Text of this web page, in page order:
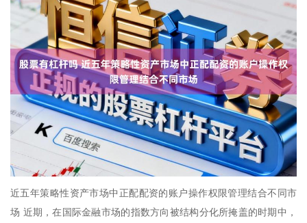
近五年策略性资产市场中正配配资的账户操作权限管理结合不同市
场 近期，在国际金融市场的指数方向被结构分化所掩盖的时期中，